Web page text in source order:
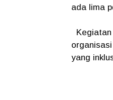
ada lima
yang